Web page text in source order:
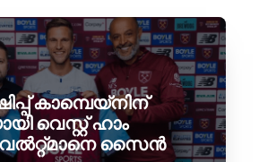
കാമ്പെയ്‌നിന്
വെസ്റ്റ് ഹാം
സൈൻ